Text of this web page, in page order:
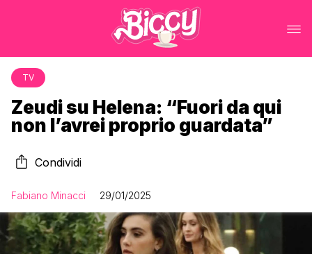
TV
Zeudi su Helena: “Fuori da qui
non l’avrei proprio guardata”
Condividi
Fabiano Minacci 29/01/2025